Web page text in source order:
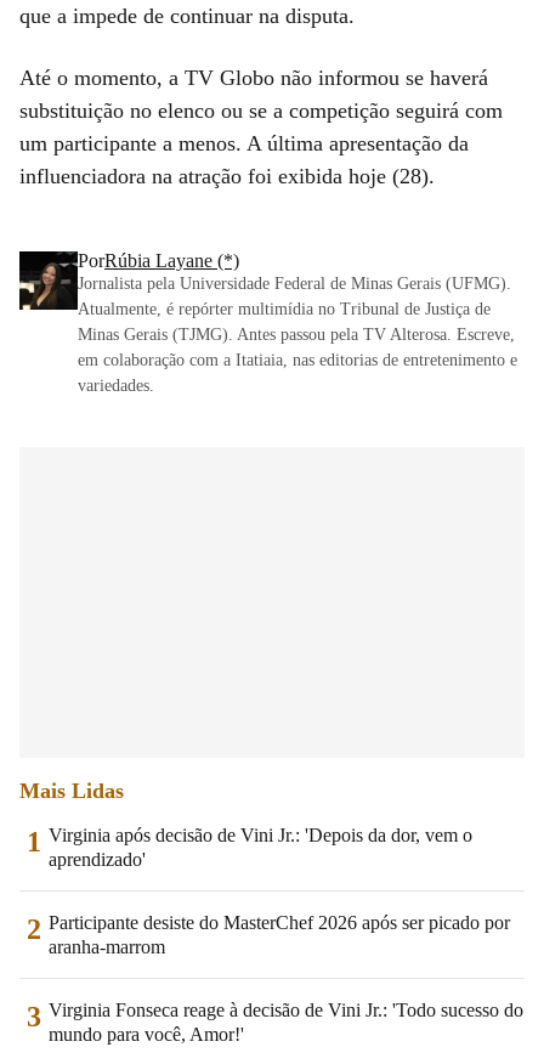
que a impede de continuar na disputa.
Até o momento, a TV Globo não informou se haverá
substituição no elenco ou se a competição seguirá com
um participante a menos. A última apresentação da
influenciadora na atração foi exibida hoje (28).
PorRúbia Layane (*)
Jornalista pela Universidade Federal de Minas Gerais (UFMG).
Atualmente, é repórter multimídia no Tribunal de Justiça de
Minas Gerais (TJMG). Antes passou pela TV Alterosa. Escreve,
em colaboração com a Itatiaia, nas editorias de entretenimento e
variedades.
Mais Lidas
1 Virginia após decisão de Vini Jr.: 'Depois da dor, vem o
aprendizado'
2 Participante desiste do MasterChef 2026 após ser picado por
aranha-marrom
3 Virginia Fonseca reage à decisão de Vini Jr.: 'Todo sucesso do
mundo para você, Amor!'